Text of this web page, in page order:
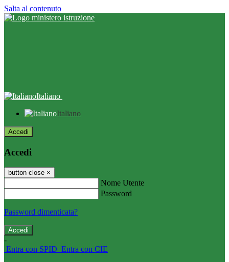
Salta al contenuto
Italiano
Italiano
Accedi
Accedi
button close ×
Nome Utente
Password
Password dimenticata?
-
Entra con SPID Entra con CIE